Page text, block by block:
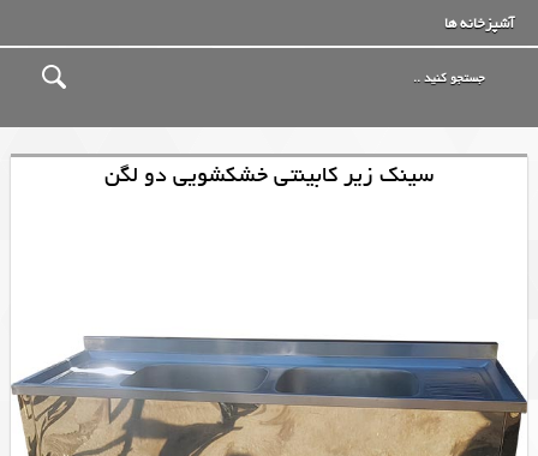
آشپزخانه ها
سینک زیر کابینتی خشکشویی دو لگن